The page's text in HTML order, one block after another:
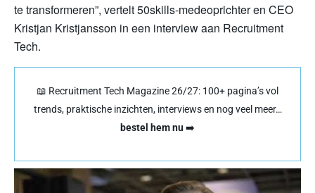
te transformeren”, vertelt 50skills-medeoprichter en CEO
Kristjan Kristjansson in een interview aan Recruitment
Tech.
📖 Recruitment Tech Magazine 26/27: 100+ pagina’s vol
trends, praktische inzichten, interviews en nog veel meer…
bestel hem nu➡️